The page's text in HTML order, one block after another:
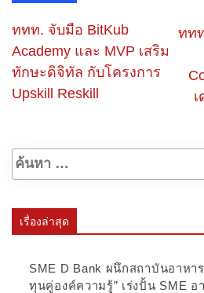
ททท. จับมือ BitKub
Academy และ MVP เสริม
ทักษะดิจิทัล กับโครงการ
Upskill Reskill
ทท
เรื่องล่าสุด
SME D Bank ผนึกสถาบันอาหา
ทุนคู่องค์ความรู้” เร่งปั้น SME